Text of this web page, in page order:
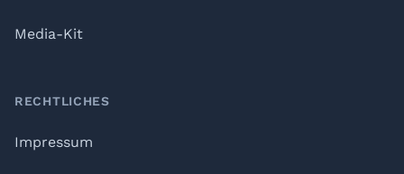
Media-Kit
RECHTLICHES
Impressum